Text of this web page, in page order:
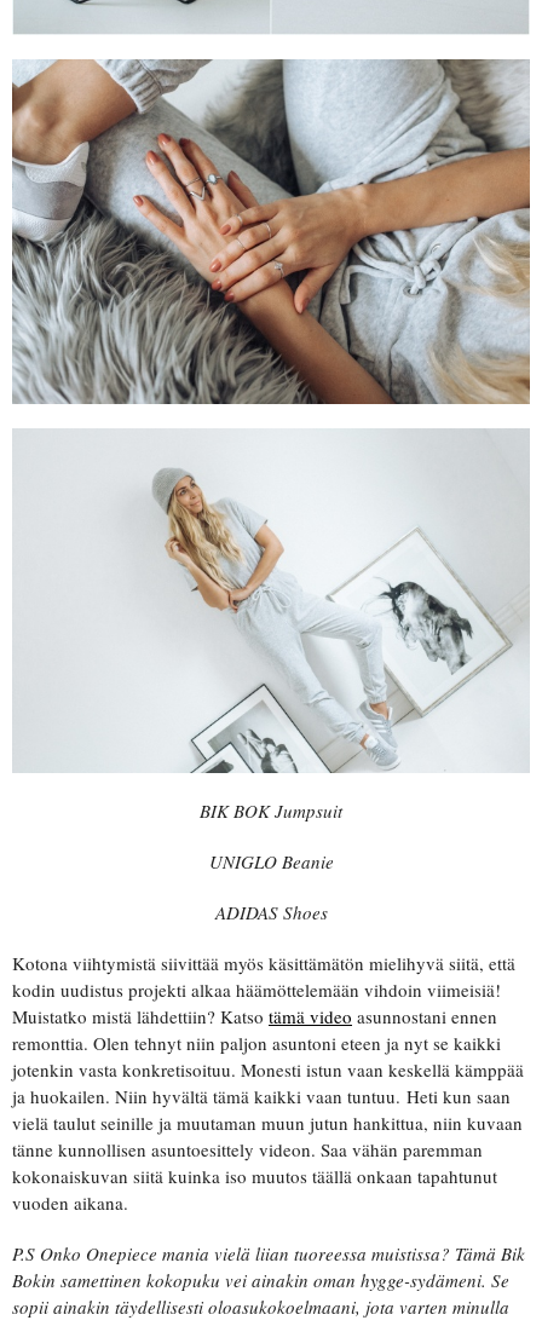
BIK BOK Jumpsuit
UNIGLO Beanie
ADIDAS Shoes
Kotona viihtymistä siivittää myös käsittämätön mielihyvä siitä, että
kodin uudistus projekti alkaa häämöttelemään vihdoin viimeisiä!
Muistatko mistä lähdettiin? Katso tämä video asunnostani ennen
remonttia. Olen tehnyt niin paljon asuntoni eteen ja nyt se kaikki
jotenkin vasta konkretisoituu. Monesti istun vaan keskellä kämppää
ja huokailen. Niin hyvältä tämä kaikki vaan tuntuu. Heti kun saan
vielä taulut seinille ja muutaman muun jutun hankittua, niin kuvaan
tänne kunnollisen asuntoesittely videon. Saa vähän paremman
kokonaiskuvan siitä kuinka iso muutos täällä onkaan tapahtunut
vuoden aikana.
P.S Onko Onepiece mania vielä liian tuoreessa muistissa? Tämä Bik
Bokin samettinen kokopuku vei ainakin oman hygge-sydämeni. Se
sopii ainakin täydellisesti oloasukokoelmaani, jota varten minulla